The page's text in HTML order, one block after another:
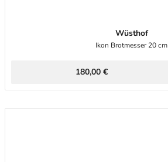
Wüsthof
Ikon Brotmesser 20 cm
180,00 €